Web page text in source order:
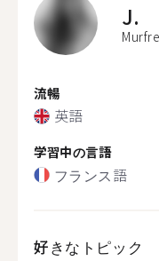
J.
流暢
英語
学習中の言語
フランス語
好きなトピック